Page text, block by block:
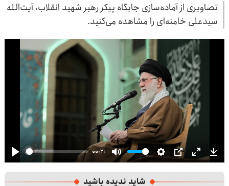
تصاویری از آماده‌سازی جایگاه پیکر رهبر شهید انقلاب، آیت‌الله
سیدعلی خامنه‌ای را مشاهده می‌کنید.
Play
00:21
Mute Settings
PIP Enter
شاید ندیده باشید